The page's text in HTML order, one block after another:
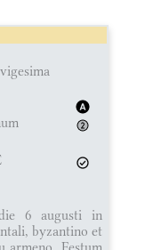
6 augusti in
byzantino et